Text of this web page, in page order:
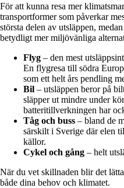
För att kunna resa mer
transportformer som påverkar
största delen av utsläppen,
betydligt mer miljövänliga
Flyg – den mest
En flygresa till södra
som ett helt års pendling
Bil – utsläppen beror på
släpper ut mindre under
batteritillverkningen har
Tåg och buss – bland de
särskilt i Sverige där elen
källor.
Cykel och gång – helt
När du vet skillnaden blir det
både dina behov och klimatet.